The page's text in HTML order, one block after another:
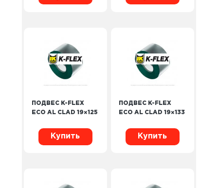
ПОДВЕС K-FLEX
ECO AL CLAD 19×125
Купить
ПОДВЕС K-FLEX
ECO AL CLAD 19×133
Купить